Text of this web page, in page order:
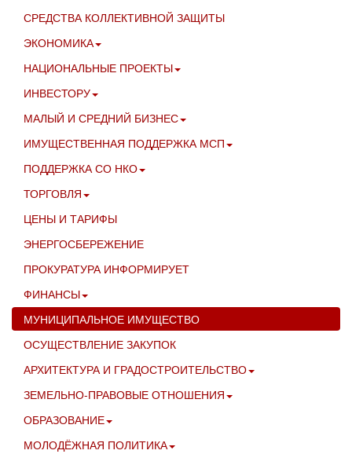
СРЕДСТВА КОЛЛЕКТИВНОЙ ЗАЩИТЫ
ЭКОНОМИКА
НАЦИОНАЛЬНЫЕ ПРОЕКТЫ
ИНВЕСТОРУ
МАЛЫЙ И СРЕДНИЙ БИЗНЕС
ИМУЩЕСТВЕННАЯ ПОДДЕРЖКА МСП
ПОДДЕРЖКА СО НКО
ТОРГОВЛЯ
ЦЕНЫ И ТАРИФЫ
ЭНЕРГОСБЕРЕЖЕНИЕ
ПРОКУРАТУРА ИНФОРМИРУЕТ
ФИНАНСЫ
МУНИЦИПАЛЬНОЕ ИМУЩЕСТВО
ОСУЩЕСТВЛЕНИЕ ЗАКУПОК
АРХИТЕКТУРА И ГРАДОСТРОИТЕЛЬСТВО
ЗЕМЕЛЬНО-ПРАВОВЫЕ ОТНОШЕНИЯ
ОБРАЗОВАНИЕ
МОЛОДЁЖНАЯ ПОЛИТИКА